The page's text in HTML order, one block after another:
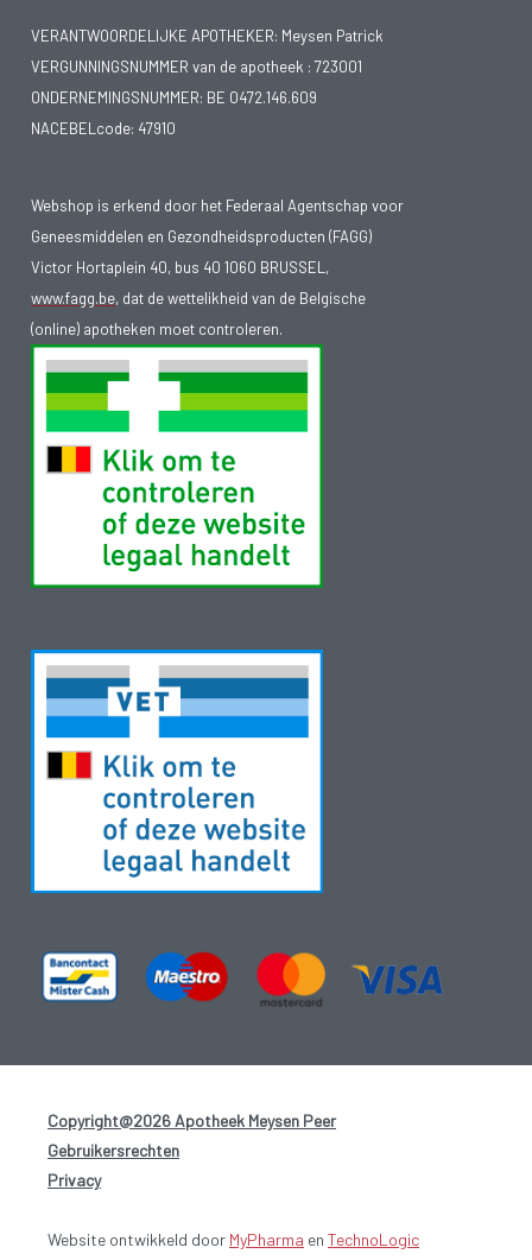
VERANTWOORDELIJKE APOTHEKER: Meysen Patrick
VERGUNNINGSNUMMER van de apotheek : 723001
ONDERNEMINGSNUMMER: BE 0472.146.609
NACEBELcode: 47910
Webshop is erkend door het Federaal Agentschap voor
Geneesmiddelen en Gezondheidsproducten (FAGG)
Victor Hortaplein 40, bus 40 1060 BRUSSEL,
www.fagg.be, dat de wettelikheid van de Belgische
(online) apotheken moet controleren.
Copyright@2026 Apotheek Meysen Peer
Gebruikersrechten
Privacy-
Website ontwikkeld door MyPharma en TechnoLogic